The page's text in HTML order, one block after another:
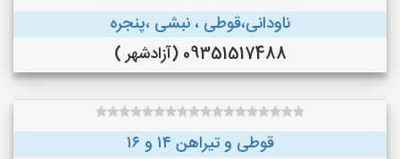
ناودانی،قوطی ، نبشی ،پنجره
09351517488 (آزادشهر )
قوطی و تیراهن ۱۴ و ۱۶